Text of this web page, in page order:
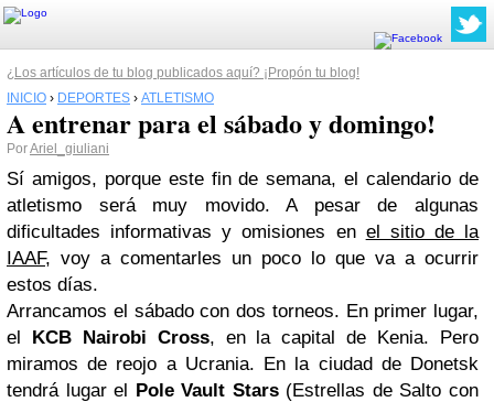
¿Los artículos de tu blog publicados aquí? ¡Propón tu blog!
INICIO › DEPORTES › ATLETISMO
A entrenar para el sábado y domingo!
PorAriel_giuliani
Sí amigos, porque este fin de semana, el calendario de
atletismo será muy movido. A pesar de algunas
dificultades informativas y omisiones en el sitio de la
IAAF, voy a comentarles un poco lo que va a ocurrir
estos días.
Arrancamos el sábado con dos torneos. En primer lugar,
el KCB Nairobi Cross, en la capital de Kenia. Pero
miramos de reojo a Ucrania. En la ciudad de Donetsk
tendrá lugar el Pole Vault Stars(Estrellas de Salto con